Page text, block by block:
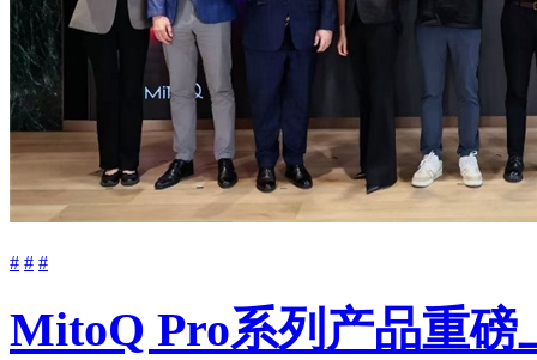
# # #
MitoQ Pro系列产品重磅